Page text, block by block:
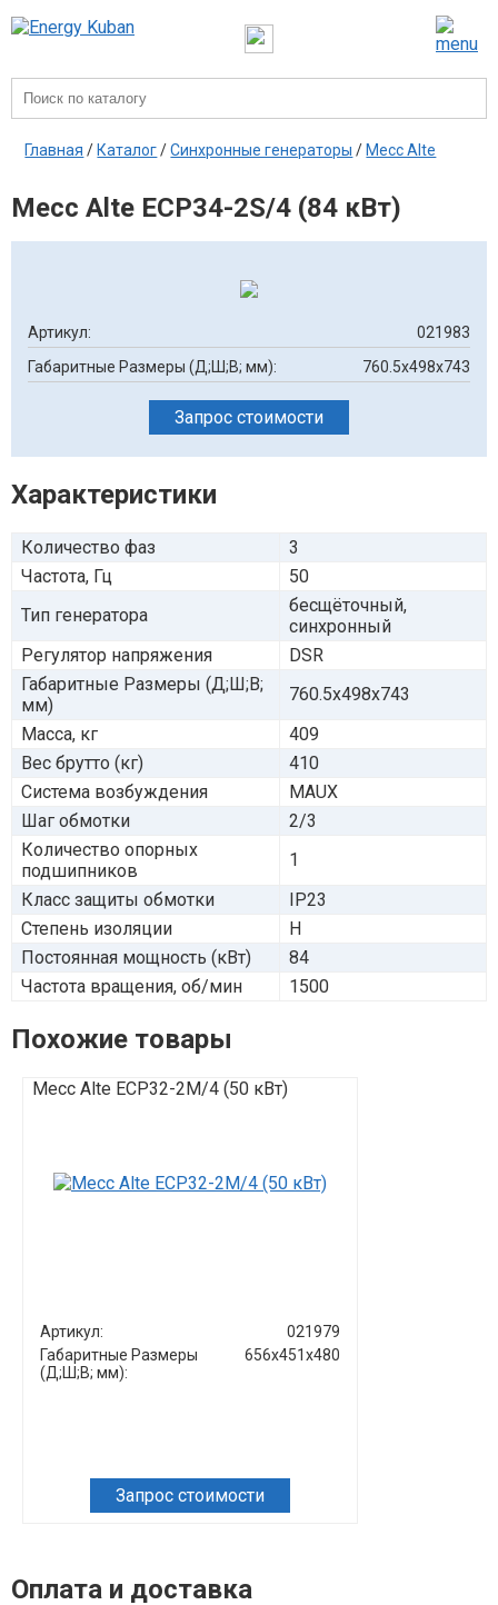
Главная / Каталог/Синхронные генераторы / Mecc Alte
Mecc Alte ECP34-2S/4 (84 кВт)
Артикул:
021983
Габаритные Размеры (Д;Ш;В; мм):
760.5х498х743
Запрос стоимости
Характеристики
Количество фаз
3
Частота, Гц
50
Тип генератора
бесщёточный,
синхронный
Регулятор напряжения
DSR
Габаритные Размеры (Д;Ш;В;
мм)
760.5х498х743
Масса, кг
409
Вес брутто (кг)
410
Система возбуждения
MAUX
Шаг обмотки
2/3
Количество опорных
подшипников
1
Класс защиты обмотки
IP23
Степень изоляции
H
Постоянная мощность (кВт)
84
Частота вращения, об/мин
1500
Похожие товары
Mecc Alte ECP32-2M/4 (50 кВт)
Артикул:
021979
Габаритные Размеры
(Д;Ш;В; мм):
656х451х480
Запрос стоимости
Оплата и доставка